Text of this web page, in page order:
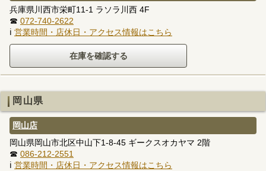
兵庫県川西市栄町11-1 ラソラ川西 4F
☎ 072-740-2622
ℹ 営業時間・店休日・アクセス情報はこちら
岡山県
岡山店
岡山県岡山市北区中山下1-8-45 ギークスオカヤマ 2階
☎ 086-212-2551
ℹ 営業時間・店休日・アクセス情報はこちら